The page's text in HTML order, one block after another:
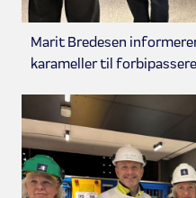
Marit Bredesen
karameller til